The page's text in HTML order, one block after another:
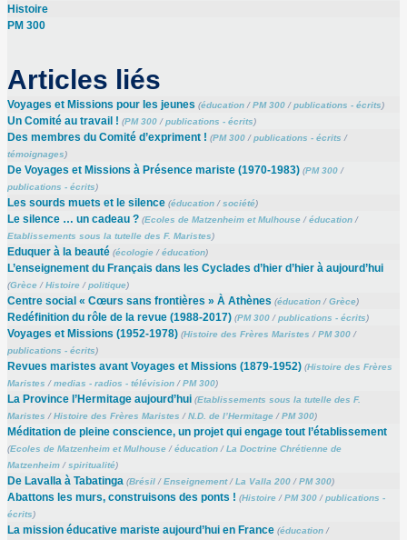
Histoire
PM 300
Articles liés
Voyages et Missions pour les jeunes (éducation/PM 300/publications - écrits)
Un Comité au travail ! (PM 300/publications - écrits)
Des membres du Comité d’expriment ! (PM 300/publications - écrits /
témoignages)
De Voyages et Missions à Présence mariste (1970-1983) (PM 300/
publications - écrits)
Les sourds muets et le silence (éducation/ société)
Le silence … un cadeau ? (Ecoles de Matzenheim et Mulhouse/éducation/
Etablissements sous la tutelle des F. Maristes)
Eduquer à la beauté (écologie/éducation)
L’enseignement du Français dans les Cyclades d’hier d’hier à aujourd’hui
(Grèce/Histoire/politique)
Centre social « Cœurs sans frontières » À Athènes (éducation/Grèce)
Redéfinition du rôle de la revue (1988-2017) (PM 300/publications - écrits)
Voyages et Missions (1952-1978) (Histoire des Frères Maristes /PM 300/
publications - écrits)
Revues maristes avant Voyages et Missions (1879-1952) (Histoire des Frères
Maristes /medias - radios - télévision/PM 300)
La Province l’Hermitage aujourd’hui (Etablissements sous la tutelle des F.
Maristes /Histoire des Frères Maristes /N.D. de l’Hermitage/PM 300)
Méditation de pleine conscience, un projet qui engage tout l’établissement
(Ecoles de Matzenheim et Mulhouse/éducation/La Doctrine Chrétienne de
Matzenheim/spiritualité)
De Lavalla à Tabatinga (Brésil/Enseignement/La Valla 200/PM 300)
Abattons les murs, construisons des ponts ! (Histoire/PM 300/publications -
écrits)
La mission éducative mariste aujourd’hui en France (éducation/